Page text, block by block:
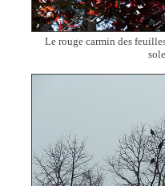
Le rouge carmin des